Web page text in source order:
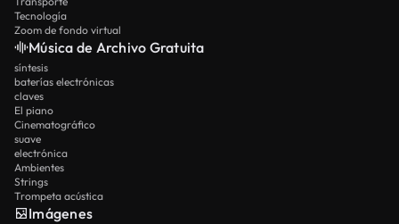
Tecnología
Zoom de fondo virtual
Música de Archivo Gratuita
síntesis
baterías electrónicas
claves
El piano
Cinematográfico
suave
electrónica
Ambientes
Strings
Trompeta acústica
Imágenes